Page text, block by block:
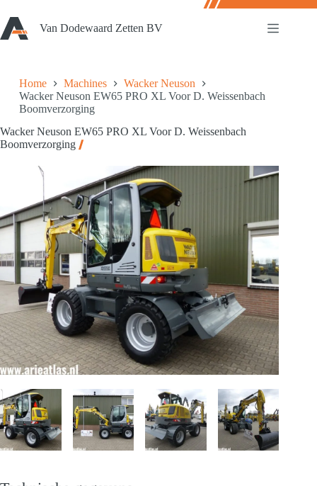
naar
de
inhoud
Van Dodewaard Zetten BV
Home Machines
Wacker Neuson
Wacker Neuson EW65 PRO XL Voor D. Weissenbach
Boomverzorging
Wacker Neuson EW65 PRO XL Voor D. Weissenbach
Boomverzorging